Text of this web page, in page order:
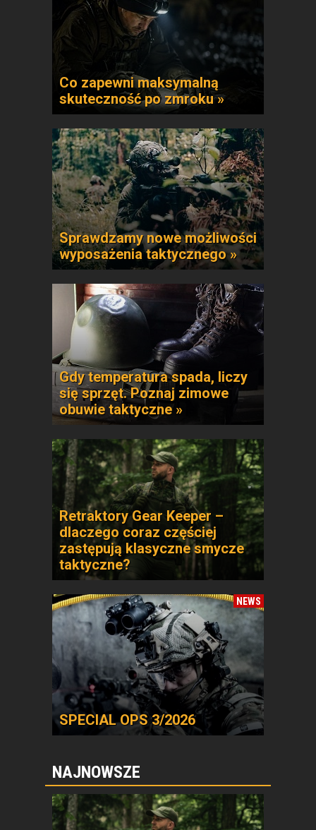
Co zapewni maksymalną
skuteczność po zmroku »
Sprawdzamy nowe możliwości
wyposażenia taktycznego »
Gdy temperatura spada, liczy
się sprzęt. Poznaj zimowe
obuwie taktyczne »
Retraktory Gear Keeper –
dlaczego coraz częściej
zastępują klasyczne smycze
taktyczne?
NEWS
SPECIAL OPS 3/2026
NAJNOWSZE